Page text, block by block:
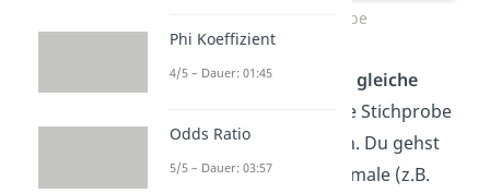
Zufallsstichprobe
Dabei hat jede Person die gleiche
, in die Stichprobe
aufgenommen zu werden. Du gehst
davon aus, dass die Merkmale (z.B.
Phi Koeffizient
4/5 – Dauer: 01:45
Odds Ratio
5/5 – Dauer: 03:57